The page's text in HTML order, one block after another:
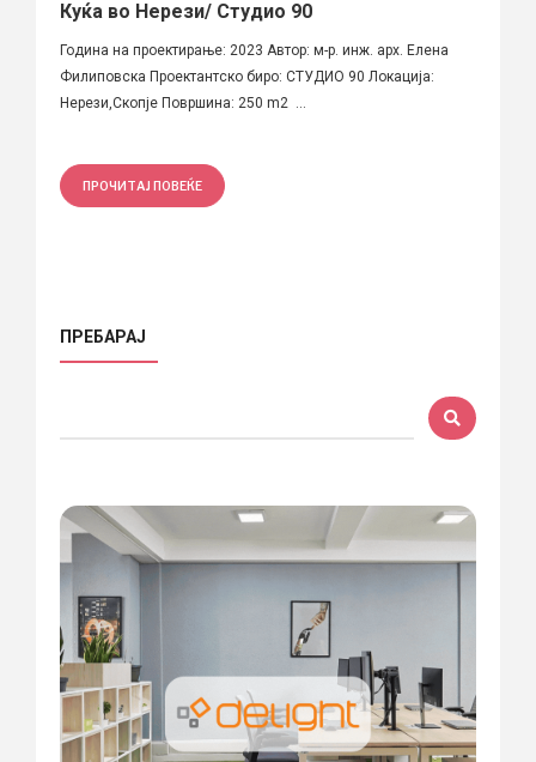
Куќа во Нерези/ Студио 90
Година на проектирање: 2023 Автор: м-р. инж. арх. Елена
Филиповска Проектантско биро: СТУДИО 90 Локација:
Нерези,Скопје Површина: 250 m2 ...
ПРОЧИТАЈ ПОВЕЌЕ
ПРЕБАРАЈ